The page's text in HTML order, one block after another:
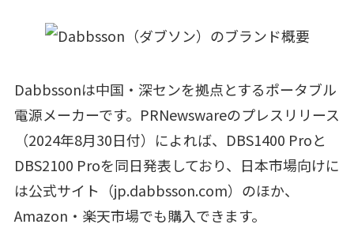
Dabbssonは中国・深センを拠点とするポータブル
電源メーカーです。PRNewswareのプレスリリース
（2024年8月30日付）によれば、DBS1400 Proと
DBS2100 Proを同日発表しており、日本市場向けに
は公式サイト（jp.dabbsson.com）のほか、
Amazon・楽天市場でも購入できます。